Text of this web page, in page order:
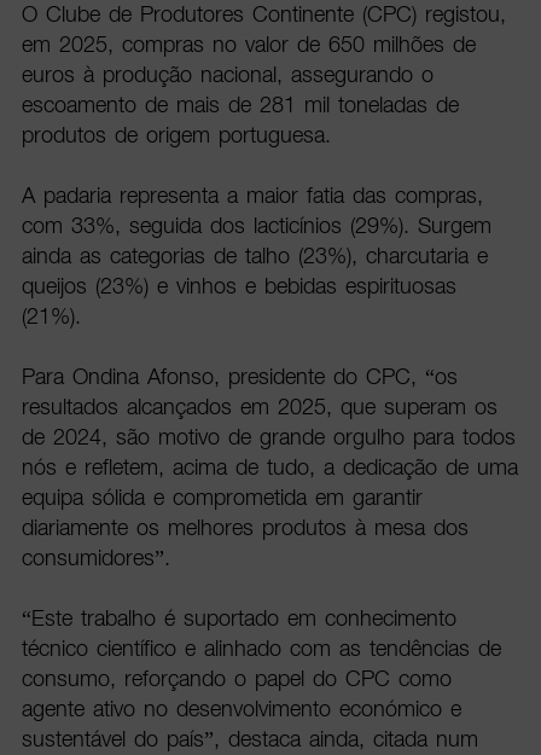
O Clube de Produtores Continente (CPC) registou,
em 2025, compras no valor de 650 milhões de
euros à produção nacional, assegurando o
escoamento de mais de 281 mil toneladas de
produtos de origem portuguesa.
A padaria representa a maior fatia das compras,
com 33%, seguida dos lacticínios (29%). Surgem
ainda as categorias de talho (23%), charcutaria e
queijos (23%) e vinhos e bebidas espirituosas
(21%).
Para Ondina Afonso, presidente do CPC, “os
resultados alcançados em 2025, que superam os
de 2024, são motivo de grande orgulho para todos
nós e refletem, acima de tudo, a dedicação de uma
equipa sólida e comprometida em garantir
diariamente os melhores produtos à mesa dos
consumidores”.
“Este trabalho é suportado em conhecimento
técnico científico e alinhado com as tendências de
consumo, reforçando o papel do CPC como
agente ativo no desenvolvimento económico e
sustentável do país”, destaca ainda, citada num